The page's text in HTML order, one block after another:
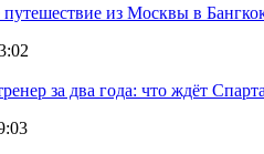
из Москвы в
за два года: что ждёт